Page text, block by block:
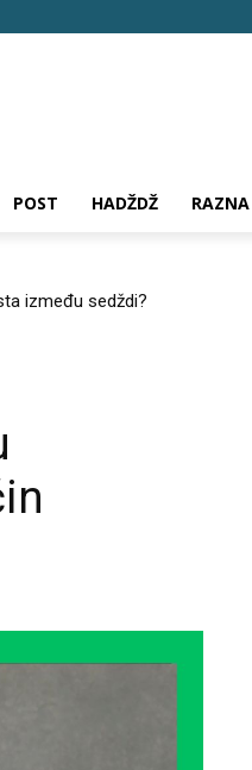
POST HADŽDŽ
između sedždi?